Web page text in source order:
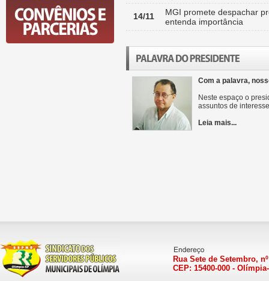
14/11
MGI promete despachar
entenda importância
Com a palavra,
Neste espaço o
assuntos de
Leia mais...
Rua Sete de Setembro,
CEP: 15400-000 -